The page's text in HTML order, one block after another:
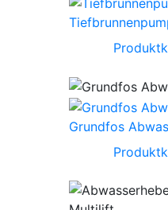
Grundfos